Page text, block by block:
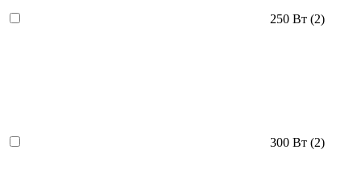
250 Вт (2)
300 Вт (2)